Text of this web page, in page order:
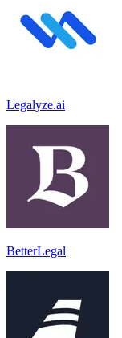
Legalyze.ai
BetterLegal